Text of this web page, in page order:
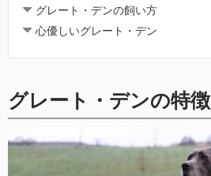
グレート・デンの飼い方
心優しいグレート・デン
グレート・デンの特徴